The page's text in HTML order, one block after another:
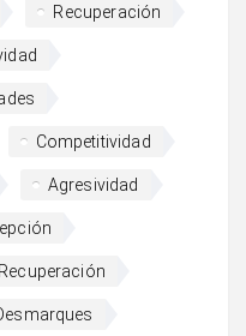
Recuperación
Competitividad
Agresividad
Recuperación